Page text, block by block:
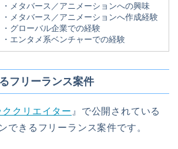
・メタバース／アニメーションへの興味
・メタバース／アニメーションへ作成経験
・グローバル企業での経験
・エンタメ系ベンチャーでの経験
フリーランス案件
ククリエイター 』で公開されている
できるフリーランス案件です。